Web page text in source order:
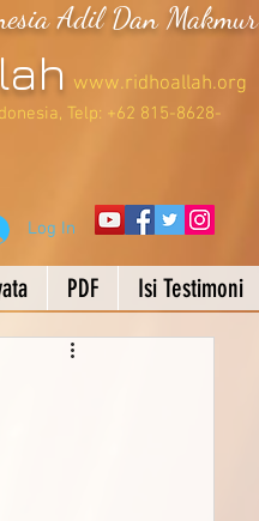
Adil Dan Makmur
www.ridhoallah.org
Telp: +62 815-8628-
Log In
PDF Isi Testimoni